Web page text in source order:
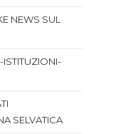
NEWS SUL
SELVATICA